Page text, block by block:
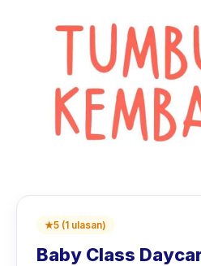
★5 (1 ulasan)
Baby Class